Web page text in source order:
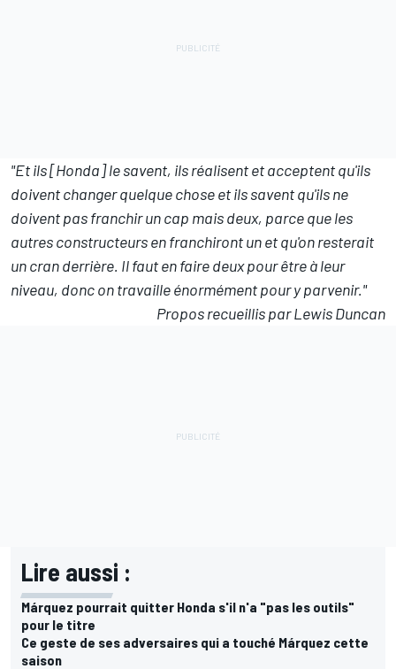
"Et ils [Honda] le savent, ils réalisent et acceptent qu'ils
doivent changer quelque chose et ils savent qu'ils ne
doivent pas franchir un cap mais deux, parce que les
autres constructeurs en franchiront un et qu'on resterait
un cran derrière. Il faut en faire deux pour être à leur
niveau, donc on travaille énormément pour y parvenir."
Propos recueillis par Lewis Duncan
Lire aussi :
Márquez pourrait quitter Honda s'il n'a "pas les outils"
pour le titre
Ce geste de ses adversaires qui a touché Márquez cette
saison